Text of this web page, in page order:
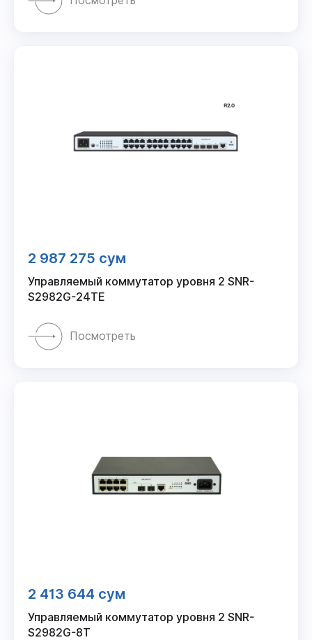
2 987 275 сум
Управляемый коммутатор уровня 2 SNR-
S2982G-24TE
Посмотреть
2 413 644 сум
Управляемый коммутатор уровня 2 SNR-
S2982G-8T